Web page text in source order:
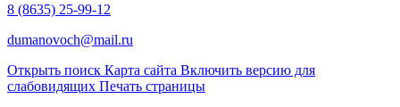
8 (8635) 25-99-12
dumanovoch@mail.ru
Открыть поиск Карта сайта Включить версию для
слабовидящих Печать страницы